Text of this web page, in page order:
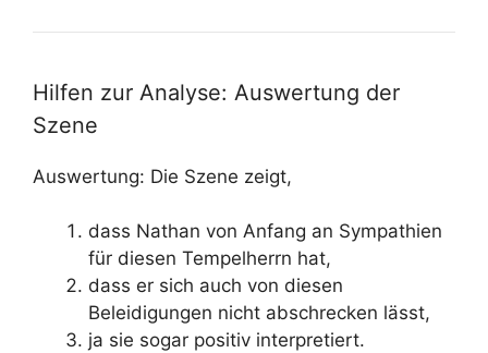
Hilfen zur Analyse: Auswertung der
Szene
Auswertung: Die Szene zeigt,
dass Nathan von Anfang an Sympathien
für diesen Tempelherrn hat,
dass er sich auch von diesen
Beleidigungen nicht abschrecken lässt,
ja sie sogar positiv interpretiert.